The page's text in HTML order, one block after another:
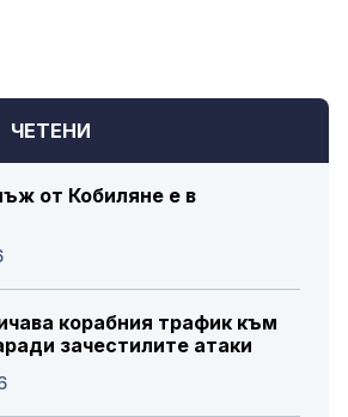
ЧЕТЕНИ
от Кобиляне е в
корабния трафик към
зачестилите атаки